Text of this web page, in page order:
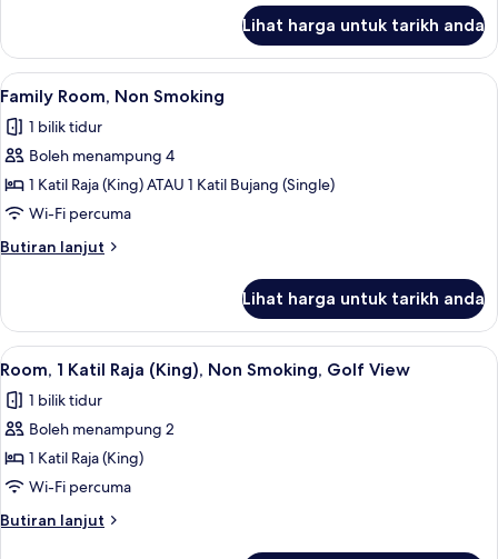
2
Katil
Bujang
(Single),
Non
Smoking
Lihat harga untuk tarikh anda
Lihat
semua
foto
untuk
Family
Room,
Non
Smoking
Family Room, Non Smoking | Peti
4
Family Room, Non Smoking
1 bilik tidur
Boleh menampung 4
1 Katil Raja (King) ATAU 1 Katil Bujang (Single)
Wi-Fi percuma
Butiran lanjut
Butiran
Room,
Non
Smoking
Lihat harga untuk tarikh anda
Lihat
semua
foto
untuk
Room,
1
Katil
Raja
Peti besi dalam bilik, meja, seterika/
5
Room, 1 Katil Raja (King), Non Smoking, Golf View
1 bilik tidur
Boleh menampung 2
1 Katil Raja (King)
Wi-Fi percuma
Butiran lanjut
Butiran